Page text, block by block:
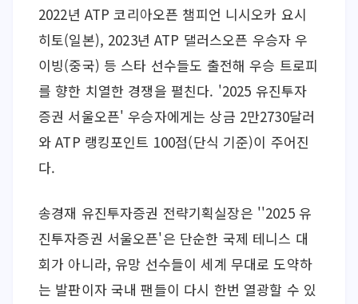
2022년 ATP 코리아오픈 챔피언 니시오카 요시
히토(일본), 2023년 ATP 댈러스오픈 우승자 우
이빙(중국) 등 스타 선수들도 출전해 우승 트로피
를 향한 치열한 경쟁을 펼친다. '2025 유진투자
증권 서울오픈' 우승자에게는 상금 2만2730달러
와 ATP 랭킹포인트 100점(단식 기준)이 주어진
다.
송경재 유진투자증권 전략기획실장은 ''2025 유
진투자증권 서울오픈'은 단순한 국제 테니스 대
회가 아니라, 유망 선수들이 세계 무대로 도약하
는 발판이자 국내 팬들이 다시 한번 열광할 수 있